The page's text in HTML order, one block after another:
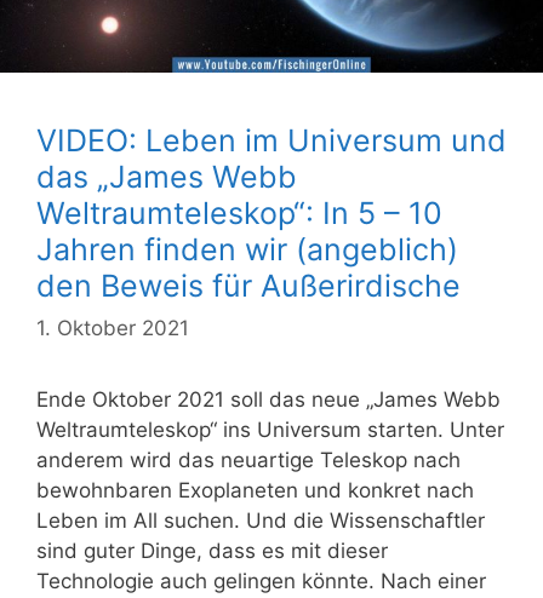
VIDEO: Leben im Universum und
das „James Webb
Weltraumteleskop“: In 5 – 10
Jahren finden wir (angeblich)
den Beweis für Außerirdische
1. Oktober 2021
Ende Oktober 2021 soll das neue „James Webb
Weltraumteleskop“ ins Universum starten. Unter
anderem wird das neuartige Teleskop nach
bewohnbaren Exoplaneten und konkret nach
Leben im All suchen. Und die Wissenschaftler
sind guter Dinge, dass es mit dieser
Technologie auch gelingen könnte. Nach einer